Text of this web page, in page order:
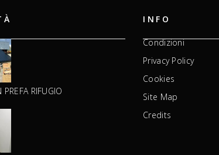
PREFA RIFUGIO
INFO
Condizioni
Privacy Policy
Cookies
Site Map
Credits